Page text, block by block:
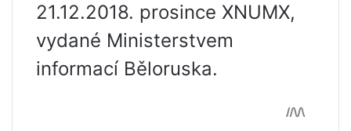
21.12.2018. prosince XNUMX,
vydané Ministerstvem
informací Běloruska.